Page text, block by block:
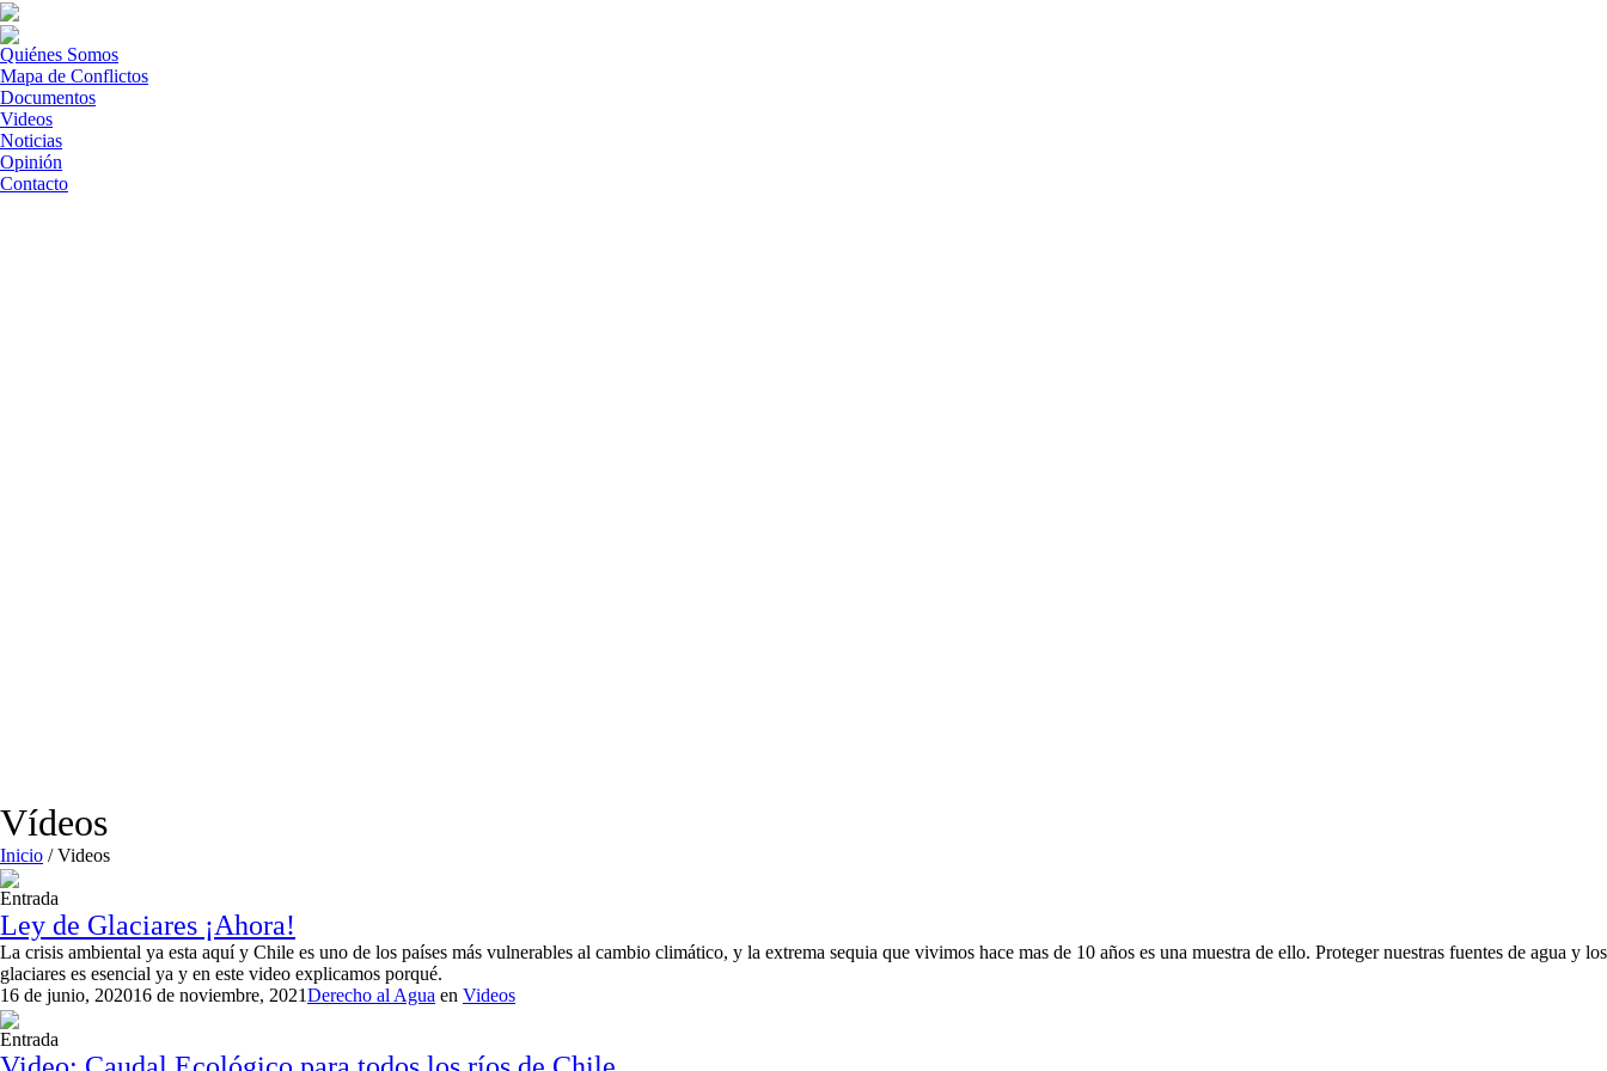
Quiénes Somos
Mapa de Conflictos
Documentos
Videos
Noticias
Opinión
Contacto
Vídeos
Inicio /Videos
Entrada
Ley de Glaciares ¡Ahora!
La crisis ambiental ya esta aquí y Chile es uno de los países más vulnerables al cambio climático, y la extrema sequia que vivimos hace mas de 10 años es una muestra de ello. Proteger nuestras fuentes de agua y los
glaciares es esencial ya y en este video explicamos porqué.
16 de junio, 202016 de noviembre, 2021Derecho al Agua en Videos
Entrada